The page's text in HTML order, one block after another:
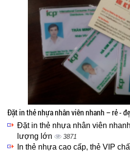
Đặt in thẻ nhựa nhân viên nhanh – rẻ -
Đặt in thẻ nhựa nhân viên
lượng lớn
3871
In thẻ nhựa cao cấp, thẻ VIP